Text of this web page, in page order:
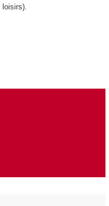
loisirs).